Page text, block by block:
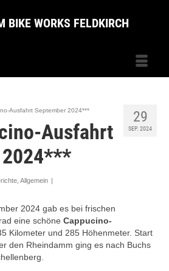
BIKE WORKS FELDKIRCH
29
SEP. 2024
Ausfahrt September 2024***
Ausfahrt
2024***
Allgemein |
2024 gab es bei frischen
eine schöne Cappucino-
Kilometer und 285 Höhenmeter. Start
den Rheindamm ging es nach Buchs